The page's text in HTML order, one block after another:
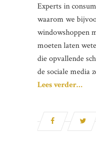
Experts in
waarom we
windowshoppen
moeten laten
die opvallende
de sociale media
Lees verder…